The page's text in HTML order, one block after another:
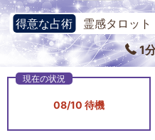
得意な占術
霊感タロッ
1
08/10 待機